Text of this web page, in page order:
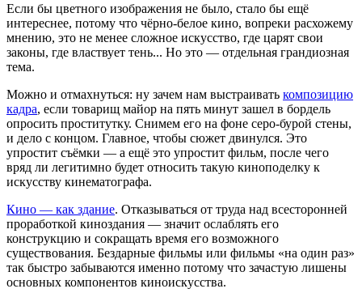
Если бы цветного изображения не было, стало бы ещё
интереснее, потому что чёрно-белое кино, вопреки расхожему
мнению, это не менее сложное искусство, где царят свои
законы, где властвует тень... Но это — отдельная грандиозная
тема.
Можно и отмахнуться: ну зачем нам выстраивать композицию
кадра, если товарищ майор на пять минут зашел в бордель
опросить проститутку. Снимем его на фоне серо-бурой стены,
и дело с концом. Главное, чтобы сюжет двинулся. Это
упростит съёмки — а ещё это упростит фильм, после чего
вряд ли легитимно будет относить такую киноподелку к
искусству кинематографа.
Кино — как здание. Отказываться от труда над всесторонней
проработкой киноздания — значит ослаблять его
конструкцию и сокращать время его возможного
существования. Бездарные фильмы или фильмы «на один раз»
так быстро забываются именно потому что зачастую лишены
основных компонентов киноискусства.